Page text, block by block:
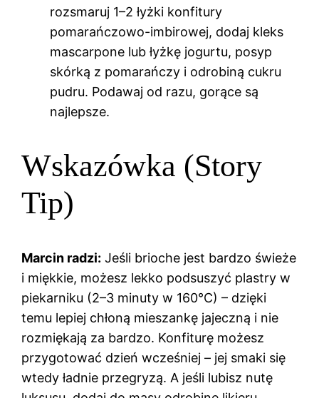
rozsmaruj 1–2 łyżki konfitury
pomarańczowo-imbirowej, dodaj kleks
mascarpone lub łyżkę jogurtu, posyp
skórką z pomarańczy i odrobiną cukru
pudru. Podawaj od razu, gorące są
najlepsze.
Wskazówka (Story
Tip)
Marcin radzi: Jeśli brioche jest bardzo świeże
i miękkie, możesz lekko podsuszyć plastry w
piekarniku (2–3 minuty w 160°C) – dzięki
temu lepiej chłoną mieszankę jajeczną i nie
rozmiękają za bardzo. Konfiturę możesz
przygotować dzień wcześniej – jej smaki się
wtedy ładnie przegryzą. A jeśli lubisz nutę